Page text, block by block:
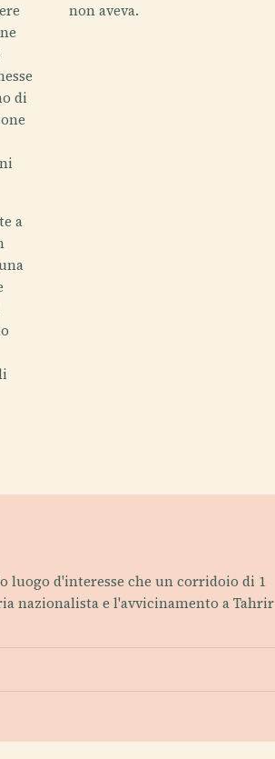
di
a
non aveva.
luogo d'interesse che un corridoio di 1
nazionalista e l'avvicinamento a Tahrir